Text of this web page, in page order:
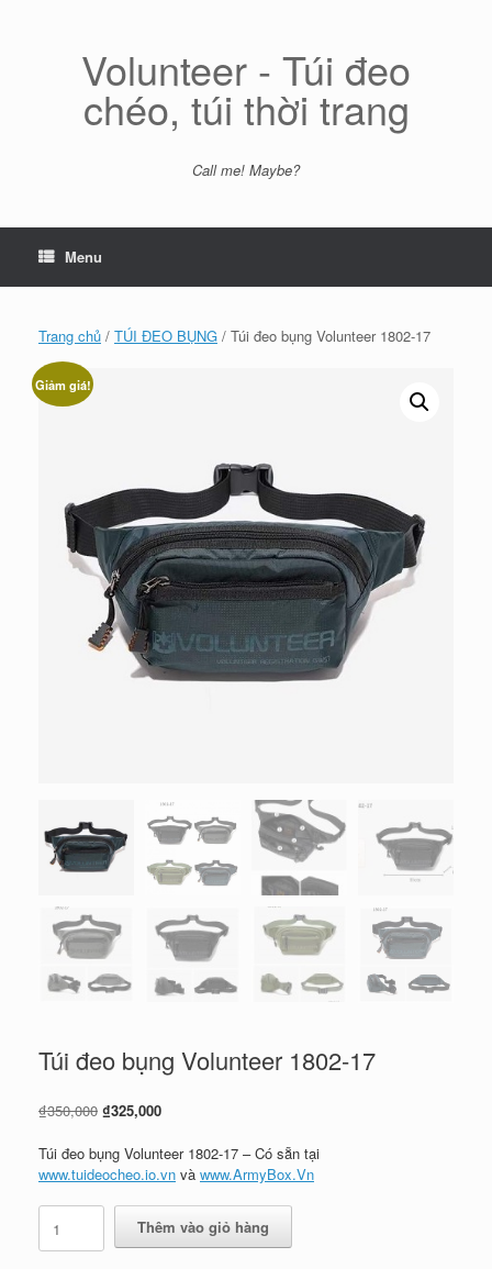
Volunteer - Túi đeo
chéo, túi thời trang
Call me! Maybe?
Menu
Trang chủ / TÚI ĐEO BỤNG / Túi đeo bụng Volunteer 1802-17
Giảm giá!
Túi đeo bụng Volunteer 1802-17
₫350,000 Giá
là:
₫350,000.
₫325,000Giá
tại
là:
Túi đeo bụng Volunteer 1802-17 – Có sẵn tại
www.tuideocheo.io.vn và www.ArmyBox.Vn
Túi
đeo
bụng
Thêm vào giỏ hàng